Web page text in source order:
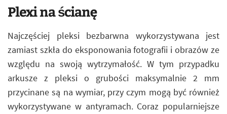
Plexi na ścianę
Najczęściej pleksi bezbarwna wykorzystywana jest
zamiast szkła do eksponowania fotografii i obrazów ze
względu na swoją wytrzymałość. W tym przypadku
arkusze z pleksi o grubości maksymalnie 2 mm
przycinane są na wymiar, przy czym mogą być również
wykorzystywane w antyramach. Coraz popularniejsze